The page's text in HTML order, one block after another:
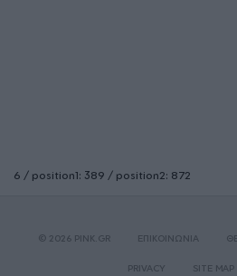
6 / position1: 389 / position2: 872
© 2026 PINK.GR ΕΠΙΚΟΙΝΩΝΙΑ
PRIVACY SITE MAP